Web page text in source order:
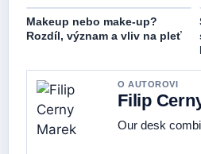
Makeup nebo make-up?
Rozdíl, význam a vliv na pleť
O AUTOROVI
Filip
Our desk